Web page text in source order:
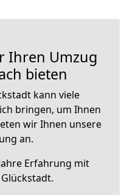
Ihren Umzug
bieten
kann viele
bringen, um Ihnen
wir Ihnen unsere
an.
Erfahrung mit
Glückstadt.